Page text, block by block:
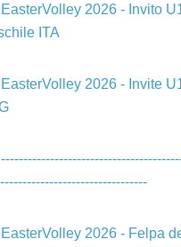
EasterVolley 2026 - Invito
ITA
EasterVolley 2026 - Invite
EasterVolley 2026 - Felpa